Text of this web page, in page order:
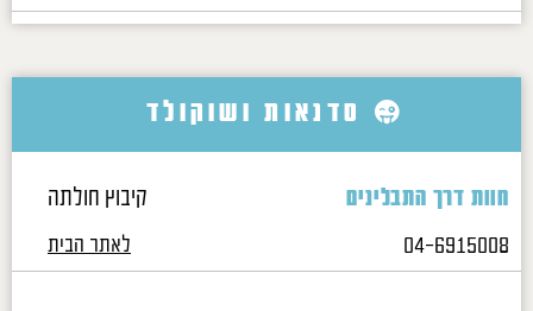
סדנאות ושוקולד
חוות דרך התבלינים
קיבוץ חולתה
04-6915008
לאתר הבית